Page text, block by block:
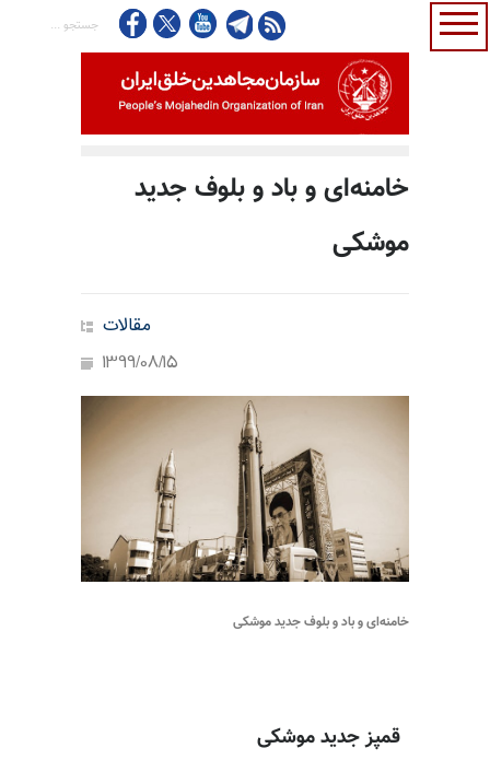
خامنه‌ای و باد و بلوف جدید
موشکی
مقالات
1399/08/15
خامنه‌ای و باد و بلوف جدید موشکی
قمپز جدید موشکی